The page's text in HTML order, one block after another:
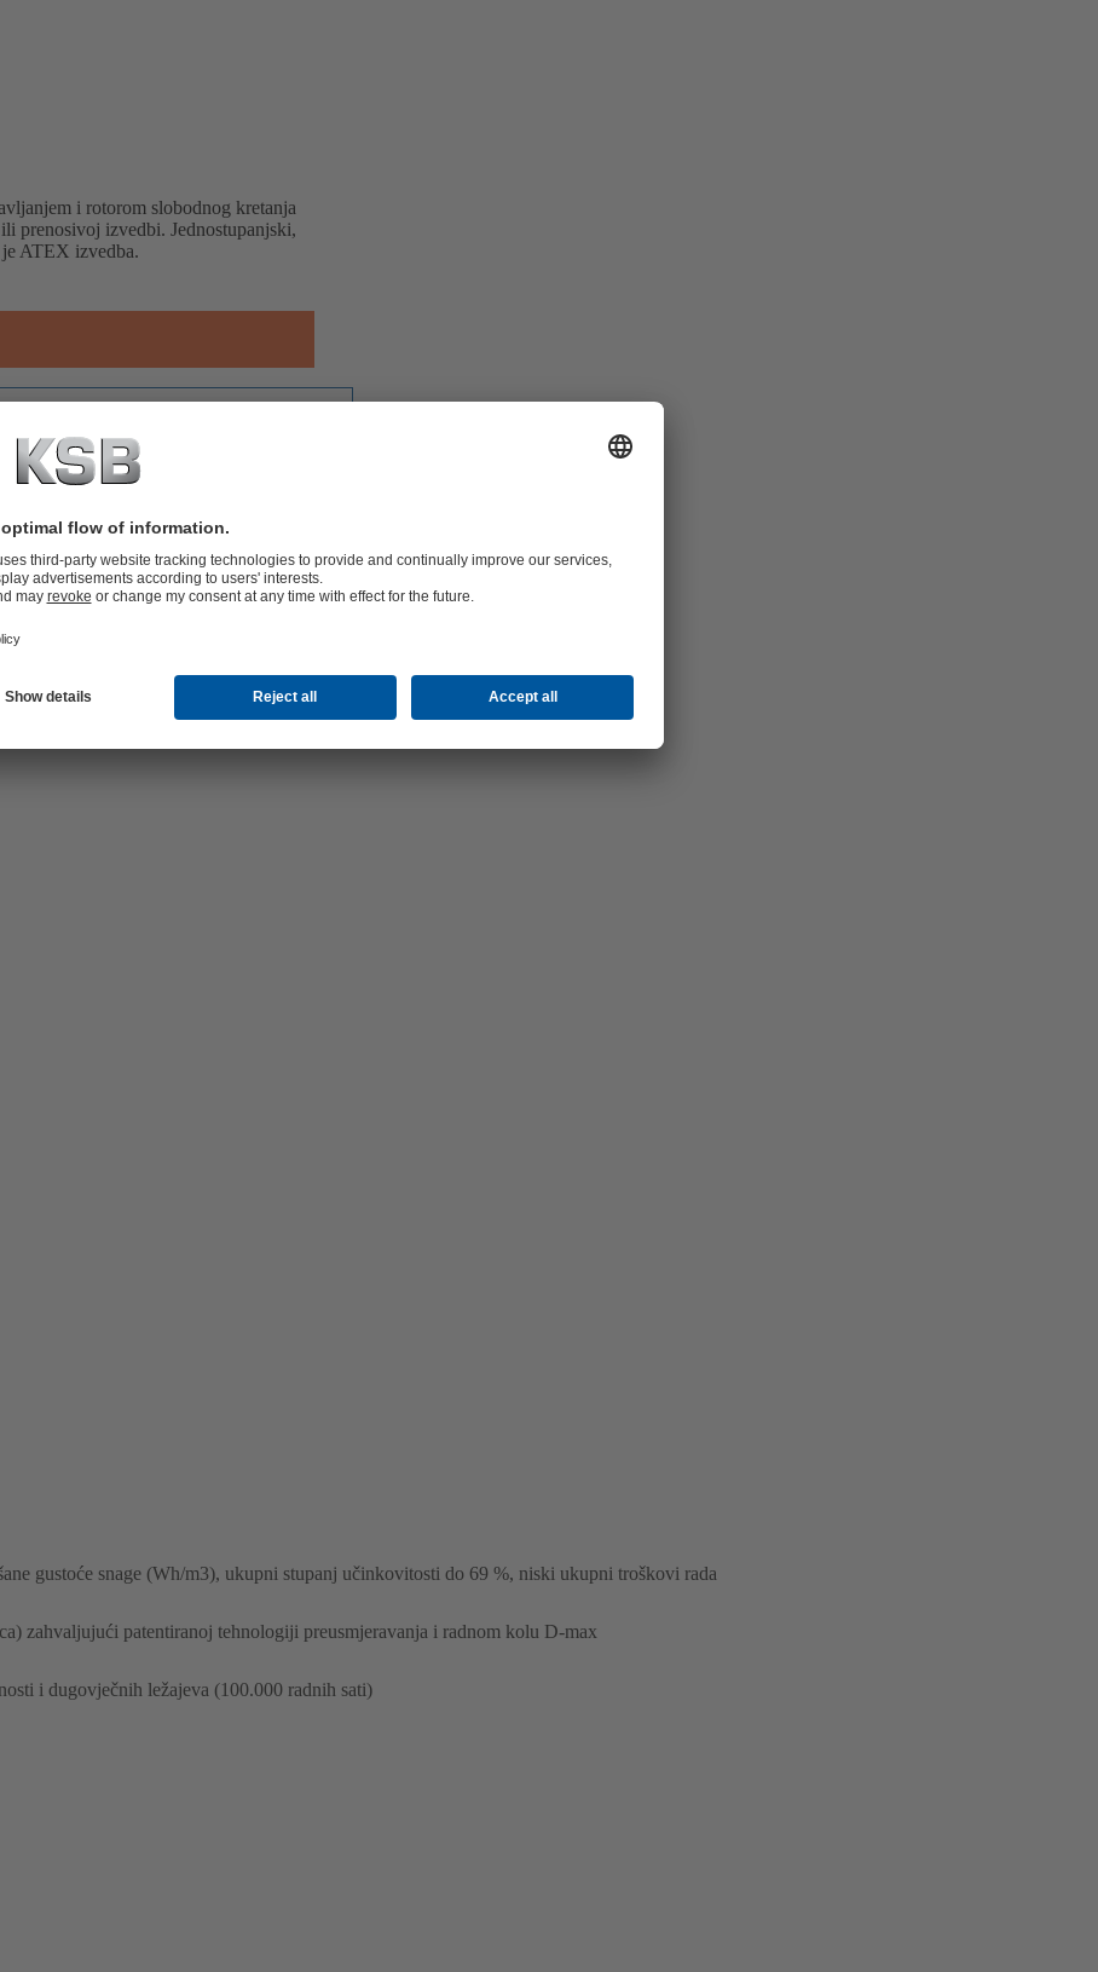
i rotorom slobodnog kretanja
prenosivoj izvedbi. Jednostupanjski,
ATEX izvedba.
gustoće snage (Wh/m3), ukupni stupanj učinkovitosti do 69 %, niski ukupni troškovi rada
zahvaljujući patentiranoj tehnologiji preusmjeravanja i radnom kolu D-max
i dugovječnih ležajeva (100.000 radnih sati)